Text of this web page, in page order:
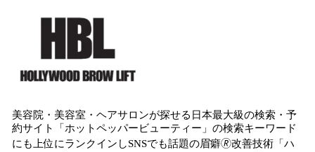
美容院・美容室・ヘアサロンが探せる日本最大級の検索・予
約サイト「ホットペッパービューティー」の検索キーワード
にも上位にランクインしSNSでも話題の眉癖🄬改善技術「ハ